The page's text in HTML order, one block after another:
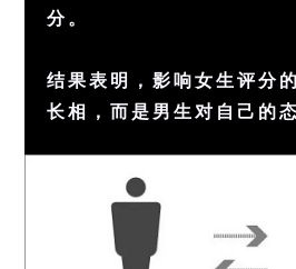
分。
结果表明，影响女生评分
长相，而是男生对自己的态